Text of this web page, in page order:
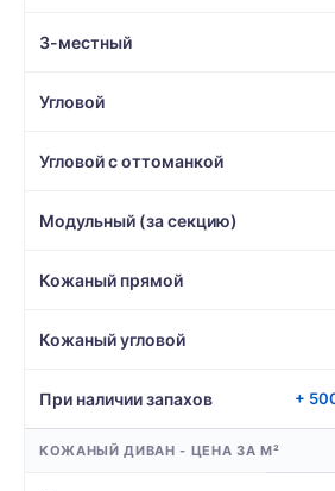
3-местный
Угловой
Угловой с оттоманкой
Модульный (за секцию)
Кожаный прямой
Кожаный угловой
При наличии запахов +
КОЖАНЫЙ ДИВАН - ЦЕНА ЗА М²